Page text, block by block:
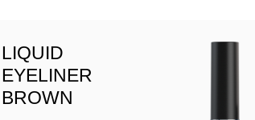
LIQUID
EYELINER
BROWN